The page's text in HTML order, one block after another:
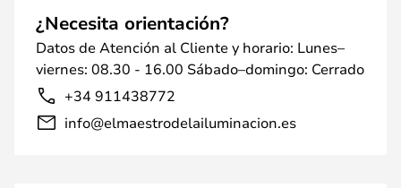
¿Necesita orientación?
Datos de Atención al Cliente y horario: Lunes–
viernes: 08.30 - 16.00 Sábado–domingo: Cerrado
+34 911438772
info@elmaestrodelailuminacion.es